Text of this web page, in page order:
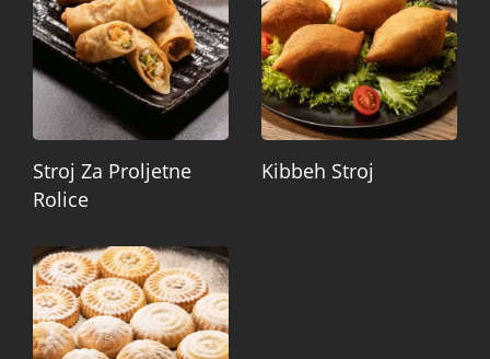
Stroj Za Proljetne
Rolice
Kibbeh Stroj